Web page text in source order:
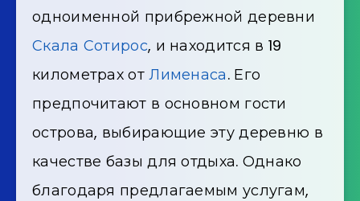
одноименной прибрежной деревни
Скала Сотирос, и находится в 19
километрах отЛименаса. Его
предпочитают в основном гости
острова, выбирающие эту деревню в
качестве базы для отдыха. Однако
благодаря предлагаемым услугам,